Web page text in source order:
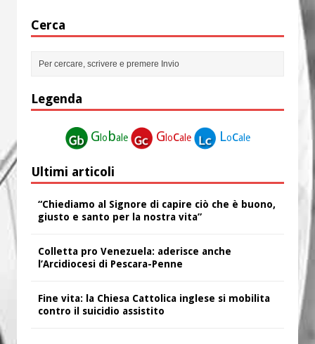
Cerca
Legenda
Globale Glocale Locale
Ultimi articoli
“Chiediamo al Signore di capire ciò che è buono,
giusto e santo per la nostra vita”
Colletta pro Venezuela: aderisce anche
l’Arcidiocesi di Pescara-Penne
Fine vita: la Chiesa Cattolica inglese si mobilita
contro il suicidio assistito